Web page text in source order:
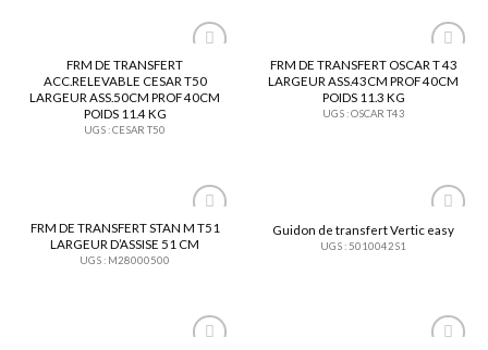
Ajouter
à ma
liste
FRM DE TRANSFERT
ACC.RELEVABLE CESAR T50
LARGEUR ASS.50CM PROF 40CM
POIDS 11.4 KG
UGS : CESAR T50
Ajouter
à ma
FRM DE TRANSFERT OSCAR T 43
LARGEUR ASS.43CM PROF 40CM
POIDS 11.3 KG
UGS : OSCAR T43
Ajouter
à ma
FRM DE TRANSFERT STAN M T51
LARGEUR D’ASSISE 51 CM
UGS : M28000500
Ajouter
Guidon de transfert Vertic easy
UGS : 5010042S1